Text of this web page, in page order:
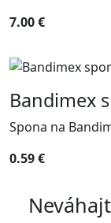
7.00 €
Bandimex
Spona na
0.59 €